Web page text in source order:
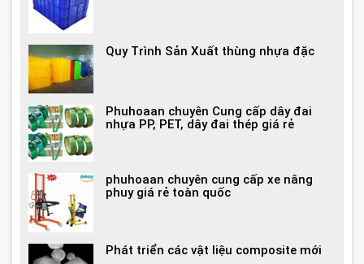
Quy Trình Sản Xuất thùng nhựa đặc
Phuhoaan chuyên Cung cấp dây đai
nhựa PP, PET, dây đai thép giá rẻ
phuhoaan chuyên cung cấp xe nâng
phuy giá rẻ toàn quốc
Phát triển các vật liệu composite mới